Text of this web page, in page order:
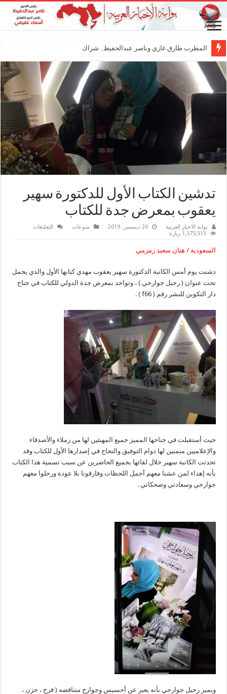
المطرب طارق غازي وناصر عبدالحفيظ.. شراكة فنية ترسم
تدشين الكتاب الأول للدكتورة سهير
يعقوب بمعرض جدة للكتاب
بوابة الاخبار العربية 20 ديسمبر، 2019 منوعات التعليقات
بمعرض
للكتاب
1,375,513 زيارة
السعودية / هتان سعيد زمزمي
دشنت يوم أمس الكاتبة الدكتورة سهير يعقوب مهدي كتابها الأول والذي يحمل
تحت عنوان ( رحيل جوارحي ) ، وتواجد بمعرض جدة الدولي للكتاب في جناح
دار التكوين للنشر رقم ( f66 ) .
حيث أستقبلت في جناحها المميز جميع المهنئين لها من زملاء والأصدقاء
والإعلاميين متمنين لها دوام التوفيق والنجاح في إصدارها الأول للكتاب وقد
تحدثت الكاتبة سهير خلال لقائها بجميع الحاضرين عن سبب تسمية هذا الكتاب
بأنه إهداء لمن عشنا معهم أجمل اللحظات وفارقونا بلا عودة ورحلوا معهم
جوارحي وسعادتي وضحكاتي .
ويميز رحيل جوارحي بأنه يعبر عن أحسيس وجوارح متناقضه ( فرح ، حزن ،